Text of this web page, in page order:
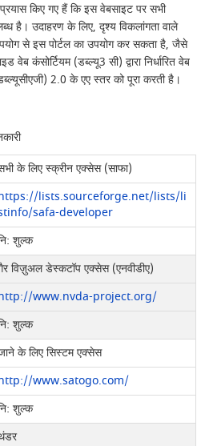
किए गए हैं कि इस वेबसाइट पर सभी
है। उदाहरण के लिए, दृश्य विकलांगता वाले
से इस पोर्टल का उपयोग कर सकता है, जैसे
वेब कंसोर्टियम (डब्ल्यू3 सी) द्वारा निर्धारित वेब
2.0 के एए स्तर को पूरा करती है।
के लिए स्क्रीन एक्सेस (साफा)
lists.sourceforge.net/lists/li
safa-developer
शुल्क
विज़ुअल डेस्कटॉप एक्सेस (एनवीडीए)
www.nvda-project.org/
शुल्क
के लिए सिस्टम एक्सेस
www.satogo.com/
शुल्क